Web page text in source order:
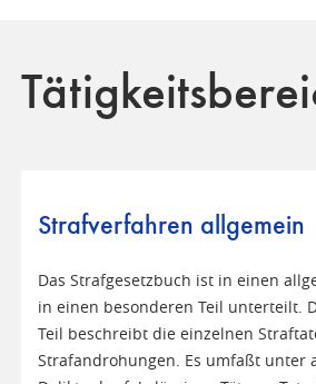
Strafverfahren allgemein
Das Strafgesetzbuch ist in einen
in einen besonderen Teil unterteilt.
Teil beschreibt die einzelnen
Strafandrohungen. Es umfaßt unter